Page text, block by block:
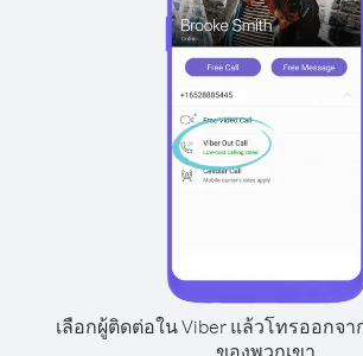
เลือกผู้ติดต่อใน Viber แล้วโทรออกจ
ของพวกเขา